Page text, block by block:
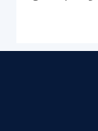
بمتانتها
المثالية، مما